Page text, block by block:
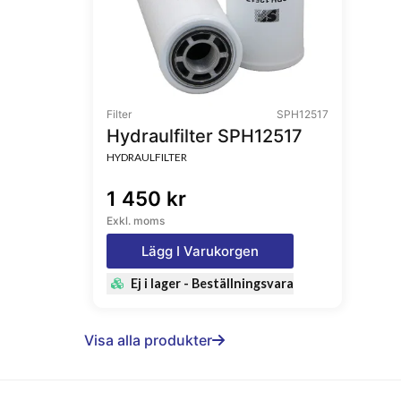
Filter SPH12517
Hydraulfilter SPH12517
HYDRAULFILTER
1 450 kr
Exkl. moms
Lägg I Varukorgen
Ej i lager - Beställningsvara
Visa alla produkter